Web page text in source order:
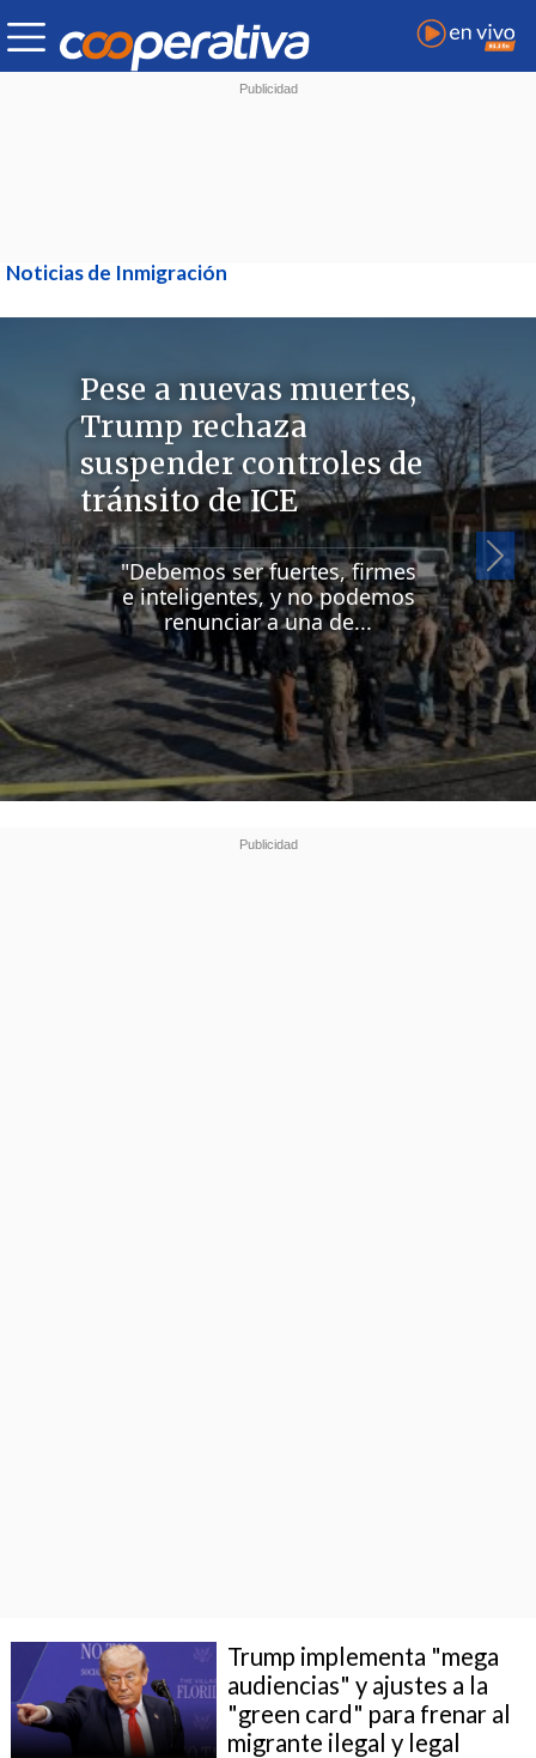
Noticias de Inmigración
Pese a nuevas muertes,
Trump rechaza
suspender controles de
tránsito de ICE
"Debemos ser fuertes, firmes
e inteligentes, y no podemos
renunciar a una de...
Trump implementa "mega
audiencias" y ajustes a la
"green card" para frenar al
migrante ilegal y legal